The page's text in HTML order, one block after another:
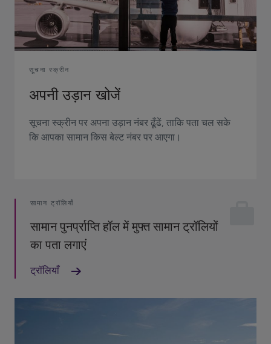
सूचना स्क्रीन
अपनी उड़ान खोजें
सूचना स्क्रीन पर अपना उड़ान नंबर ढूँढें, ताकि पता चल सके
कि आपका सामान किस बेल्ट नंबर पर आएगा।
सामान ट्रॉलियाँ
सामान पुनर्प्राप्ति हॉल में मुफ्त सामान ट्रॉलियों
का पता लगाएं
ट्रॉलियाँ